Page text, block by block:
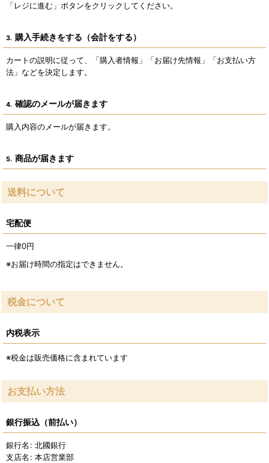
「レジに進む」ボタンをクリックしてください。
3. 購入手続きをする（会計をする）
カートの説明に従って、「購入者情報」「お届け先情報」「お支払い方
法」などを決定します。
4. 確認のメールが届きます
購入内容のメールが届きます。
5. 商品が届きます
送料について
宅配便
一律0円
※お届け時間の指定はできません。
税金について
内税表示
※税金は販売価格に含まれています
お支払い方法
銀行振込（前払い）
銀行名 : 北國銀行
支店名 : 本店営業部